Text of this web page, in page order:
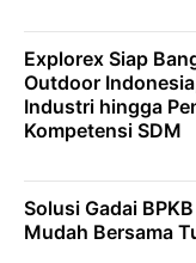
Explorex Siap
Outdoor
Industri hingga
Kompetensi SDM
Solusi Gadai
Mudah Bersama